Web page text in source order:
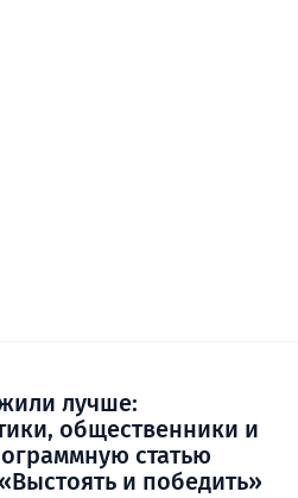
лучше:
общественники и
статью
и победить»